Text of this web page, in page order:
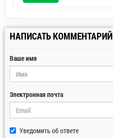
НАПИСАТЬ КОММЕНТАРИЙ
Ваше имя
Электронная почта
Уведомить об ответе